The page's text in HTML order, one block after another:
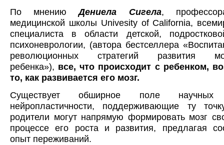
По мнениюДениела Сигела,
медицинской школы Univesity of California,
специалиста в области детской,
психоневрологии, (автора бестселлера
революционных стратегий развития
ребенка»), все, что происходит с ребенком,
то, как развивается его мозг.
Существует обширное поле
нейропластичности, поддерживающие ту
родители могут напрямую формировать мозг
процессе его роста и развития, предлагая
опыт переживаний.